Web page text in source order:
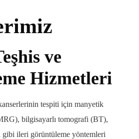
ve
Hizmetleri
tespiti için manyetik
bilgisayarlı tomografi (BT),
ileri görüntüleme yöntemleri